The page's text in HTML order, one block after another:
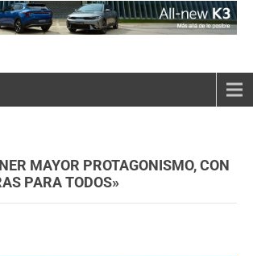
MAYOR PROTAGONISMO, CON
PARA TODOS»